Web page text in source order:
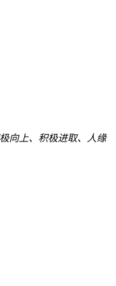
向上、积极进取、人缘